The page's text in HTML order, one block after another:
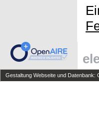
Gestaltung Webseite und